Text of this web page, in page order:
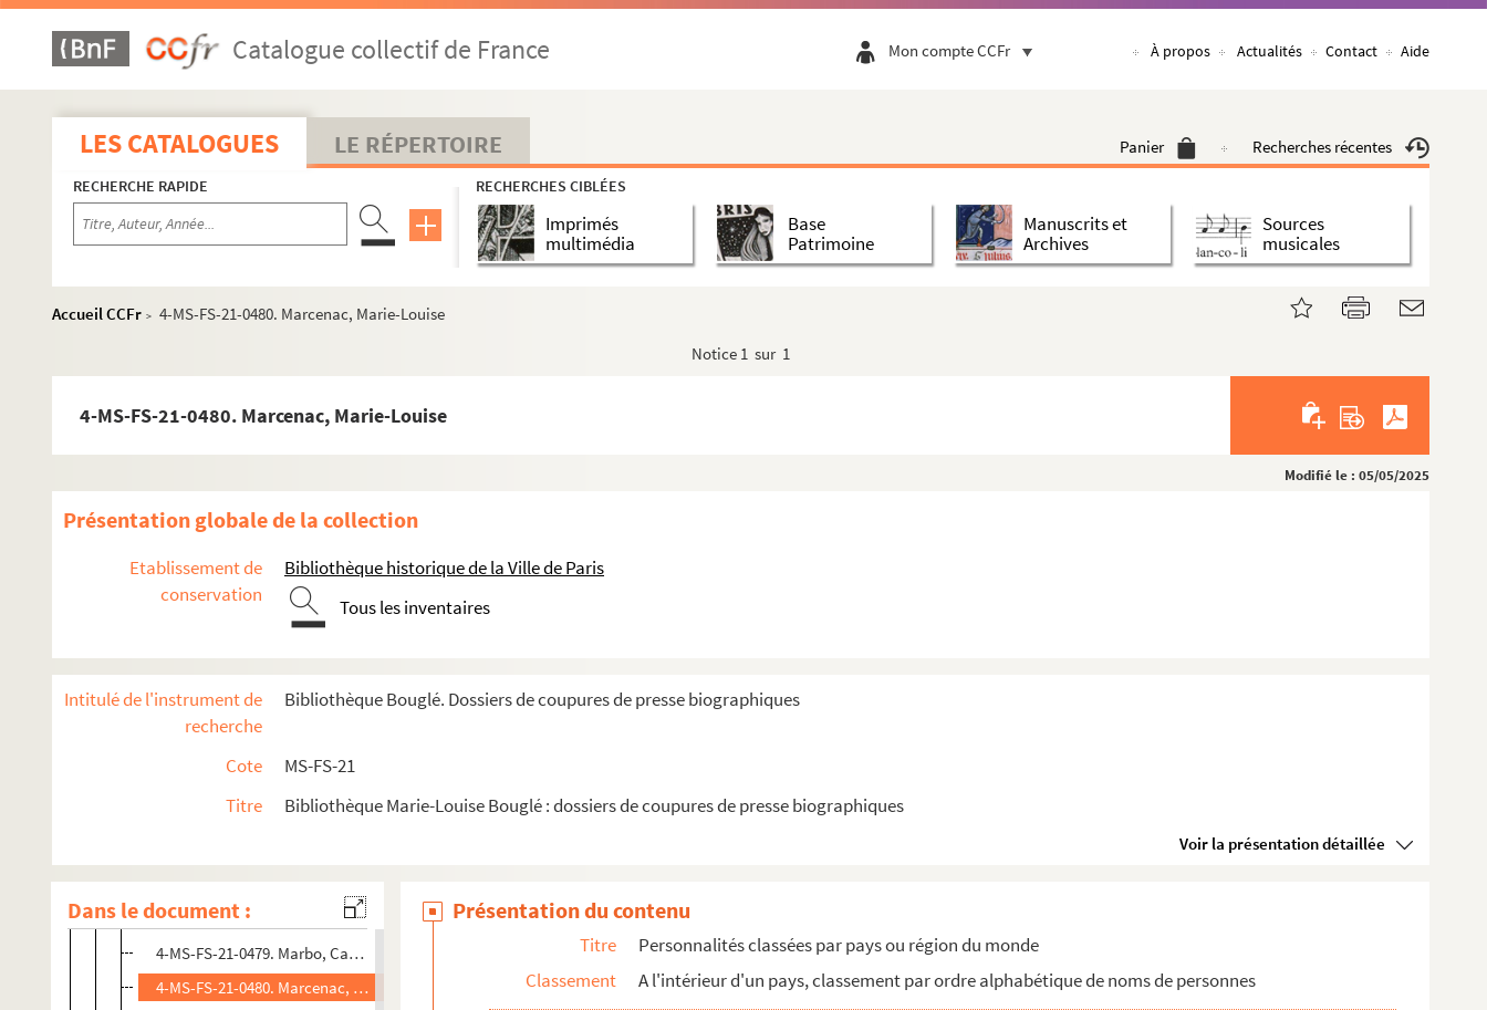
Catalogue collectif de France Mon compte CCFr À propos Actualités Contact Aide
LES CATALOGUES LE RÉPERTOIRE Panier Recherches récentes
RECHERCHE RAPIDE RECHERCHES CIBLÉES
Imprimés
multimédia
Base
Patrimoine
Manuscrits et
Archives
Sources
musicales
Accueil CCFr > 4-MS-FS-21-0480. Marcenac, Marie-Louise
Notice 1 sur 1
4-MS-FS-21-0480. Marcenac, Marie-Louise
Modifié le : 05/05/2025
Présentation globale de la collection
Etablissement de
conservation
Bibliothèque historique de la Ville de Paris
Tous les inventaires
Intitulé de l'instrument de
recherche
Bibliothèque Bouglé. Dossiers de coupures de presse biographiques
Cote
MS-FS-21
Titre
Bibliothèque Marie-Louise Bouglé : dossiers de coupures de presse biographiques
Voir la présentation détaillée
Dans le document :
Éthiopie
Finlande
A
B
C
D
4-MS-FS-21-0469. Macherez, Jeanne-Louise (née Wateau)
4-MS-FS-21-0470. Magny, Mademoiselle
4-MS-FS-21-0472. Maine, Anne Louise Bénédicte de Bourbon-Condé du
4-MS-FS-21-0473. Maintenon, Françoise d'Aubigné marquise de
4-MS-FS-21-0476. Malaterre-Sellier, Germaine
4-MS-FS-21-0478. Manouvrier, Léonce
4-MS-FS-21-0739. Marau Taaroa (reine de Tahiti)
4-MS-FS-21-0479. Marbo, Camille
4-MS-FS-21-0480. Marcenac, Marie-Louise
Présentation du contenu
Titre
Personnalités classées par pays ou région du monde
Classement
A l'intérieur d'un pays, classement par ordre alphabétique de noms de personnes